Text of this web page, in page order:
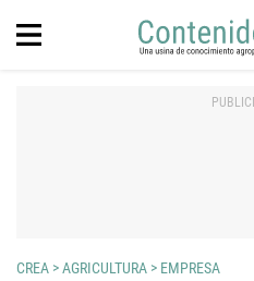
CREA >AGRICULTURA > EMPRESA